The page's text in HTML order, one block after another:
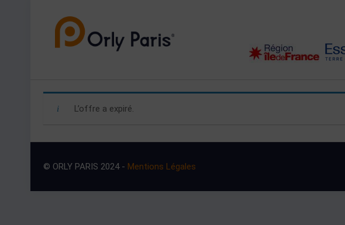
L’offre a expiré.
© ORLY PARIS 2024 - Mentions Légales